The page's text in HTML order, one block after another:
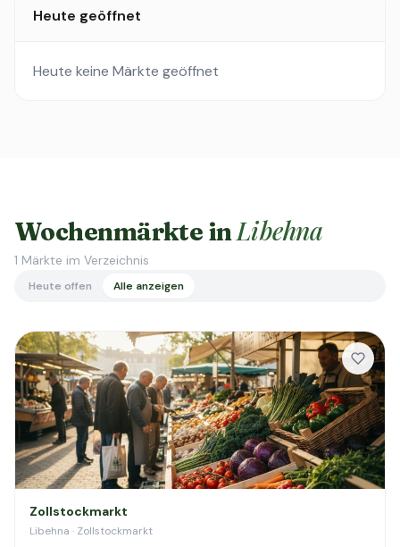
Heute geöffnet
Heute keine Märkte geöffnet
Wochenmärkte inLibehna
1 Märkte im Verzeichnis
Heute offen Alle anzeigen
Zollstockmarkt
Libehna · Zollstockmarkt